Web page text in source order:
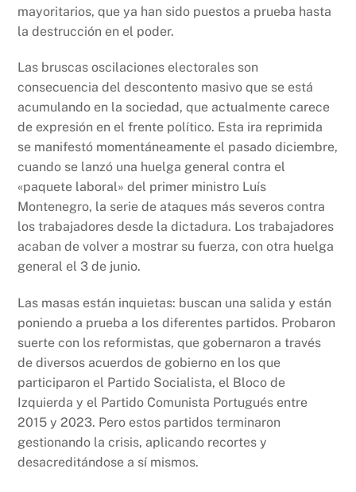
mayoritarios, que ya han sido puestos a prueba hasta
la destrucción en el poder.
Las bruscas oscilaciones electorales son
consecuencia del descontento masivo que se está
acumulando en la sociedad, que actualmente carece
de expresión en el frente político. Esta ira reprimida
se manifestó momentáneamente el pasado diciembre,
cuando se lanzó una huelga general contra el
«paquete laboral» del primer ministro Luís
Montenegro, la serie de ataques más severos contra
los trabajadores desde la dictadura. Los trabajadores
acaban de volver a mostrar su fuerza, con otra huelga
general el 3 de junio.
Las masas están inquietas: buscan una salida y están
poniendo a prueba a los diferentes partidos. Probaron
suerte con los reformistas, que gobernaron a través
de diversos acuerdos de gobierno en los que
participaron el Partido Socialista, el Bloco de
Izquierda y el Partido Comunista Portugués entre
2015 y 2023. Pero estos partidos terminaron
gestionando la crisis, aplicando recortes y
desacreditándose a sí mismos.